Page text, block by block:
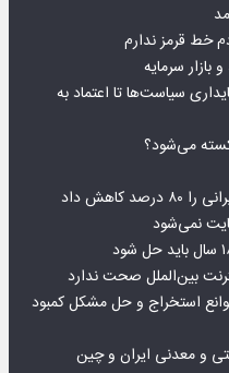
خط قرمز ندارم
بازار سرمایه
سیاست‌ها تا اعتماد به
می‌شود؟
کاهش داد
استخراج و حل مشکل کمبود
و معدنی ایران و چین